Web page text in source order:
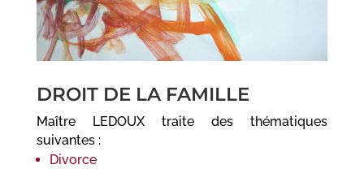
DROIT DE LA FAMILLE
Maître LEDOUX traite des thématiques
suivantes :
Divorce